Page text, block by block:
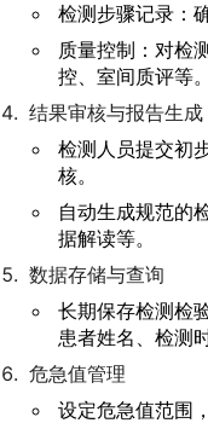
检测步骤记录：
质量控制：对检
控、室间质评等。
结果审核与报告生成
检测人员提交初
核。
自动生成规范的
据解读等。
数据存储与查询
长期保存检测检
患者姓名、检测
危急值管理
设定危急值范围